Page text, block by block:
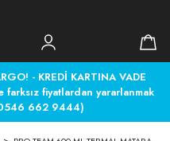
- KREDİ KARTINA VADE
farksız fiyatlardan yararlanmak
0546 662 9444)